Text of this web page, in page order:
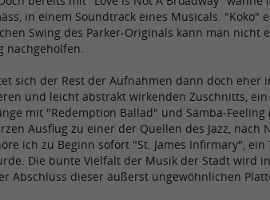
in einem Soundtrack eines Musicals.
Swing des Parker-Originals kann man
nachgeholfen.
sich der Rest der Aufnahmen dann doch
und leicht abstrakt wirkenden Zuschnitts, ein
mit "Redemption Ballad" und Samba-
Ausflug zu einer der Quellen des Jazz,
ich zu Beginn sofort "St. James Infirmary",
Die bunte Vielfalt der Musik der Stadt wird
Abschluss dieser äußerst ungewöhnlichen